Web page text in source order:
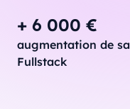
+ 6 000 €
augmentation de
Fullstack